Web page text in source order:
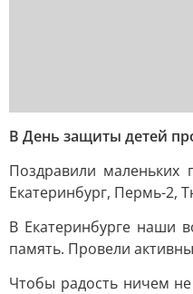
В День защиты детей
Поздравили маленьких
Екатеринбург, Пермь-2,
В Екатеринбурге наши
память. Провели
Чтобы радость ничем